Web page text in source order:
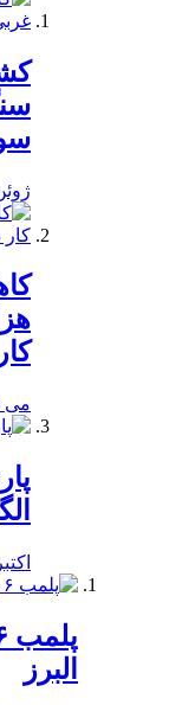
ژوئن 22,
می 14, 2020
اکتبر 22, 2019
البرز